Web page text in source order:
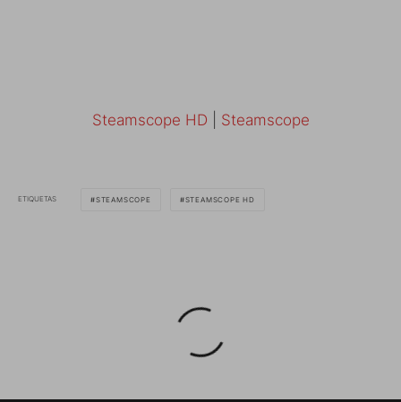
Steamscope HD Steamscope
ETIQUETAS STEAMSCOPE STEAMSCOPE HD